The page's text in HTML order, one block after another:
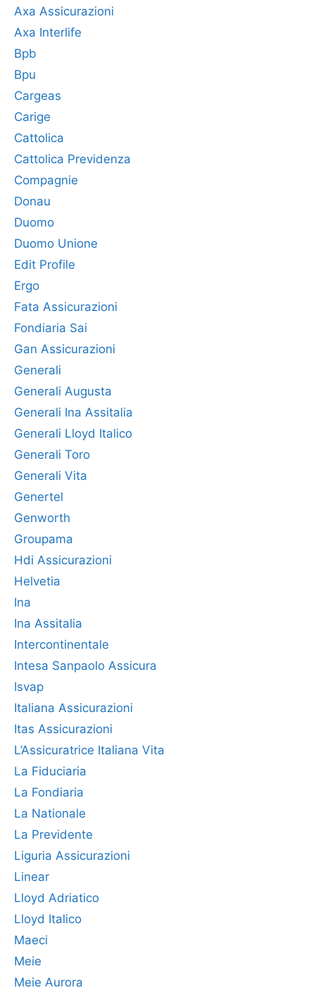
Axa Assicurazioni
Axa Interlife
Bpb
Bpu
Cargeas
Carige
Cattolica
Cattolica Previdenza
Compagnie
Donau
Duomo
Duomo Unione
Edit Profile
Ergo
Fata Assicurazioni
Fondiaria Sai
Gan Assicurazioni
Generali
Generali Augusta
Generali Ina Assitalia
Generali Lloyd Italico
Generali Toro
Generali Vita
Genertel
Genworth
Groupama
Hdi Assicurazioni
Helvetia
Ina
Ina Assitalia
Intercontinentale
Intesa Sanpaolo Assicura
Isvap
Italiana Assicurazioni
Itas Assicurazioni
L’Assicuratrice Italiana Vita
La Fiduciaria
La Fondiaria
La Nationale
La Previdente
Liguria Assicurazioni
Linear
Lloyd Adriatico
Lloyd Italico
Maeci
Meie
Meie Aurora